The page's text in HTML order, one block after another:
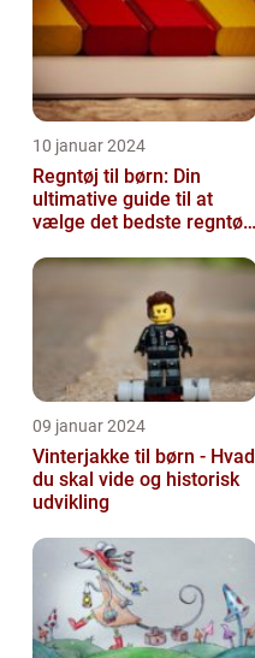
10 januar 2024
Regntøj til børn: Din
ultimative guide til at
vælge det bedste regntøj
09 januar 2024
Vinterjakke til børn - Hvad
du skal vide og historisk
udvikling